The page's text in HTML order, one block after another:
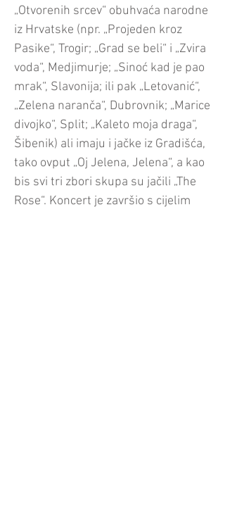
„Otvorenih srcev“ obuhvaća narodne
iz Hrvatske (npr. „Projeden kroz
Pasike“, Trogir; „Grad se beli“ i „Zvira
voda“, Medjimurje; „Sinoć kad je pao
mrak“, Slavonija; ili pak „Letovanić“,
„Zelena naranča“, Dubrovnik; „Marice
divojko“, Split; „Kaleto moja draga“,
Šibenik) ali imaju i jačke iz Gradišća,
tako ovput „Oj Jelena, Jelena“, a kao
bis svi tri zbori skupa su jačili „The
Rose“. Koncert je završio s cijelim